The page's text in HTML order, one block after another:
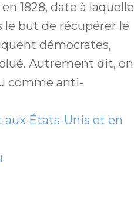
1828, date à laquelle
le but de récupérer le
démocrates,
Autrement dit, on
comme anti-
États-Unis et en